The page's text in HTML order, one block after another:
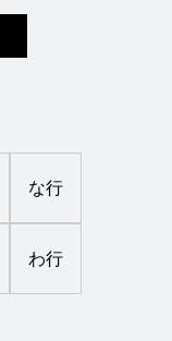
な行
わ行